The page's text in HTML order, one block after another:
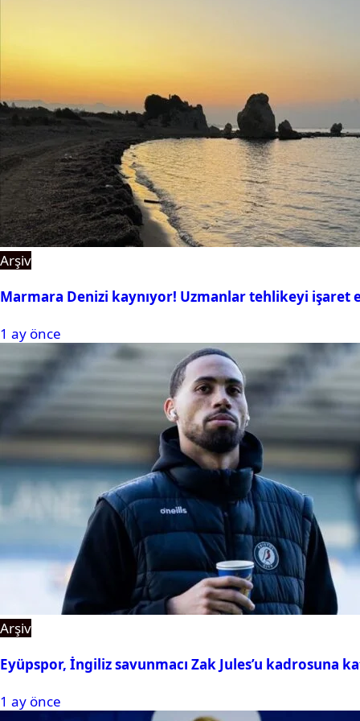
Arşiv
Marmara Denizi kaynıyor! Uzmanlar tehlikeyi işaret
1 ay önce
Arşiv
Eyüpspor, İngiliz savunmacı Zak Jules’u kadrosuna
1 ay önce